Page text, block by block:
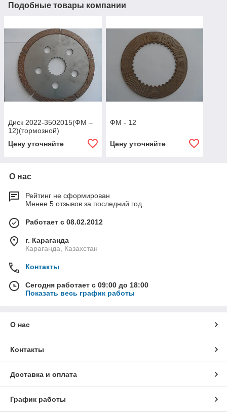
Подобные товары компании
Диск 2022-3502015(ФМ –
12)(тормозной)
Цену уточняйте
ФМ - 12
Цену уточняйте
О нас
Рейтинг не сформирован
Менее 5 отзывов за последний год
Работает с 08.02.2012
г. Караганда
Караганда, Казахстан
Контакты
Сегодня работает с 09:00 до 18:00
Показать весь график работы
О нас
Контакты
Доставка и оплата
График работы